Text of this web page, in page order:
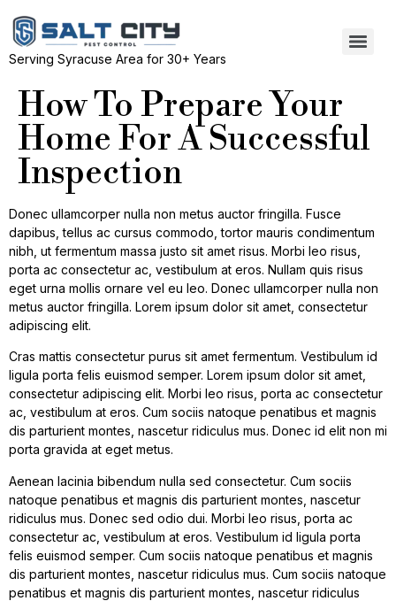
Serving Syracuse Area for 30+ Years
How To Prepare Your
Home For A Successful
Inspection
Donec ullamcorper nulla non metus auctor fringilla. Fusce
dapibus, tellus ac cursus commodo, tortor mauris condimentum
nibh, ut fermentum massa justo sit amet risus. Morbi leo risus,
porta ac consectetur ac, vestibulum at eros. Nullam quis risus
eget urna mollis ornare vel eu leo. Donec ullamcorper nulla non
metus auctor fringilla. Lorem ipsum dolor sit amet, consectetur
adipiscing elit.
Cras mattis consectetur purus sit amet fermentum. Vestibulum id
ligula porta felis euismod semper. Lorem ipsum dolor sit amet,
consectetur adipiscing elit. Morbi leo risus, porta ac consectetur
ac, vestibulum at eros. Cum sociis natoque penatibus et magnis
dis parturient montes, nascetur ridiculus mus. Donec id elit non mi
porta gravida at eget metus.
Aenean lacinia bibendum nulla sed consectetur. Cum sociis
natoque penatibus et magnis dis parturient montes, nascetur
ridiculus mus. Donec sed odio dui. Morbi leo risus, porta ac
consectetur ac, vestibulum at eros. Vestibulum id ligula porta
felis euismod semper. Cum sociis natoque penatibus et magnis
dis parturient montes, nascetur ridiculus mus. Cum sociis natoque
penatibus et magnis dis parturient montes, nascetur ridiculus